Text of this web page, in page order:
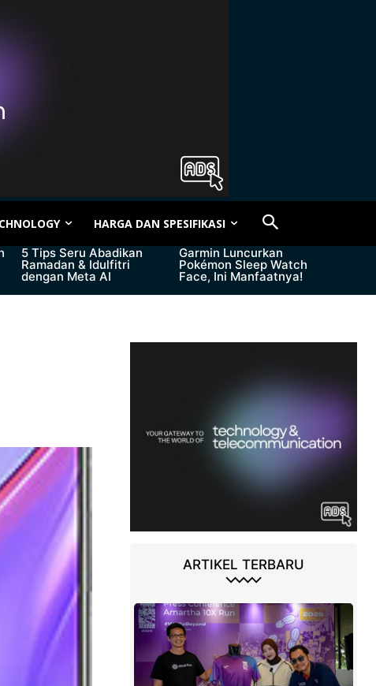
HARGA DAN SPESIFIKASI
5 Tips Seru Abadikan
Ramadan & Idulfitri
dengan Meta AI
Garmin Luncurkan
Pokémon Sleep Watch
Face, Ini Manfaatnya!
ARTIKEL TERBARU